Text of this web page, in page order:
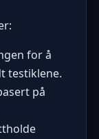
for å
testiklene.
på